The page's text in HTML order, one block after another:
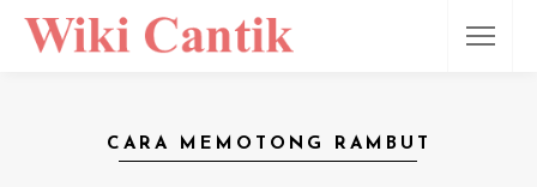
CARA MEMOTONG RAMBUT